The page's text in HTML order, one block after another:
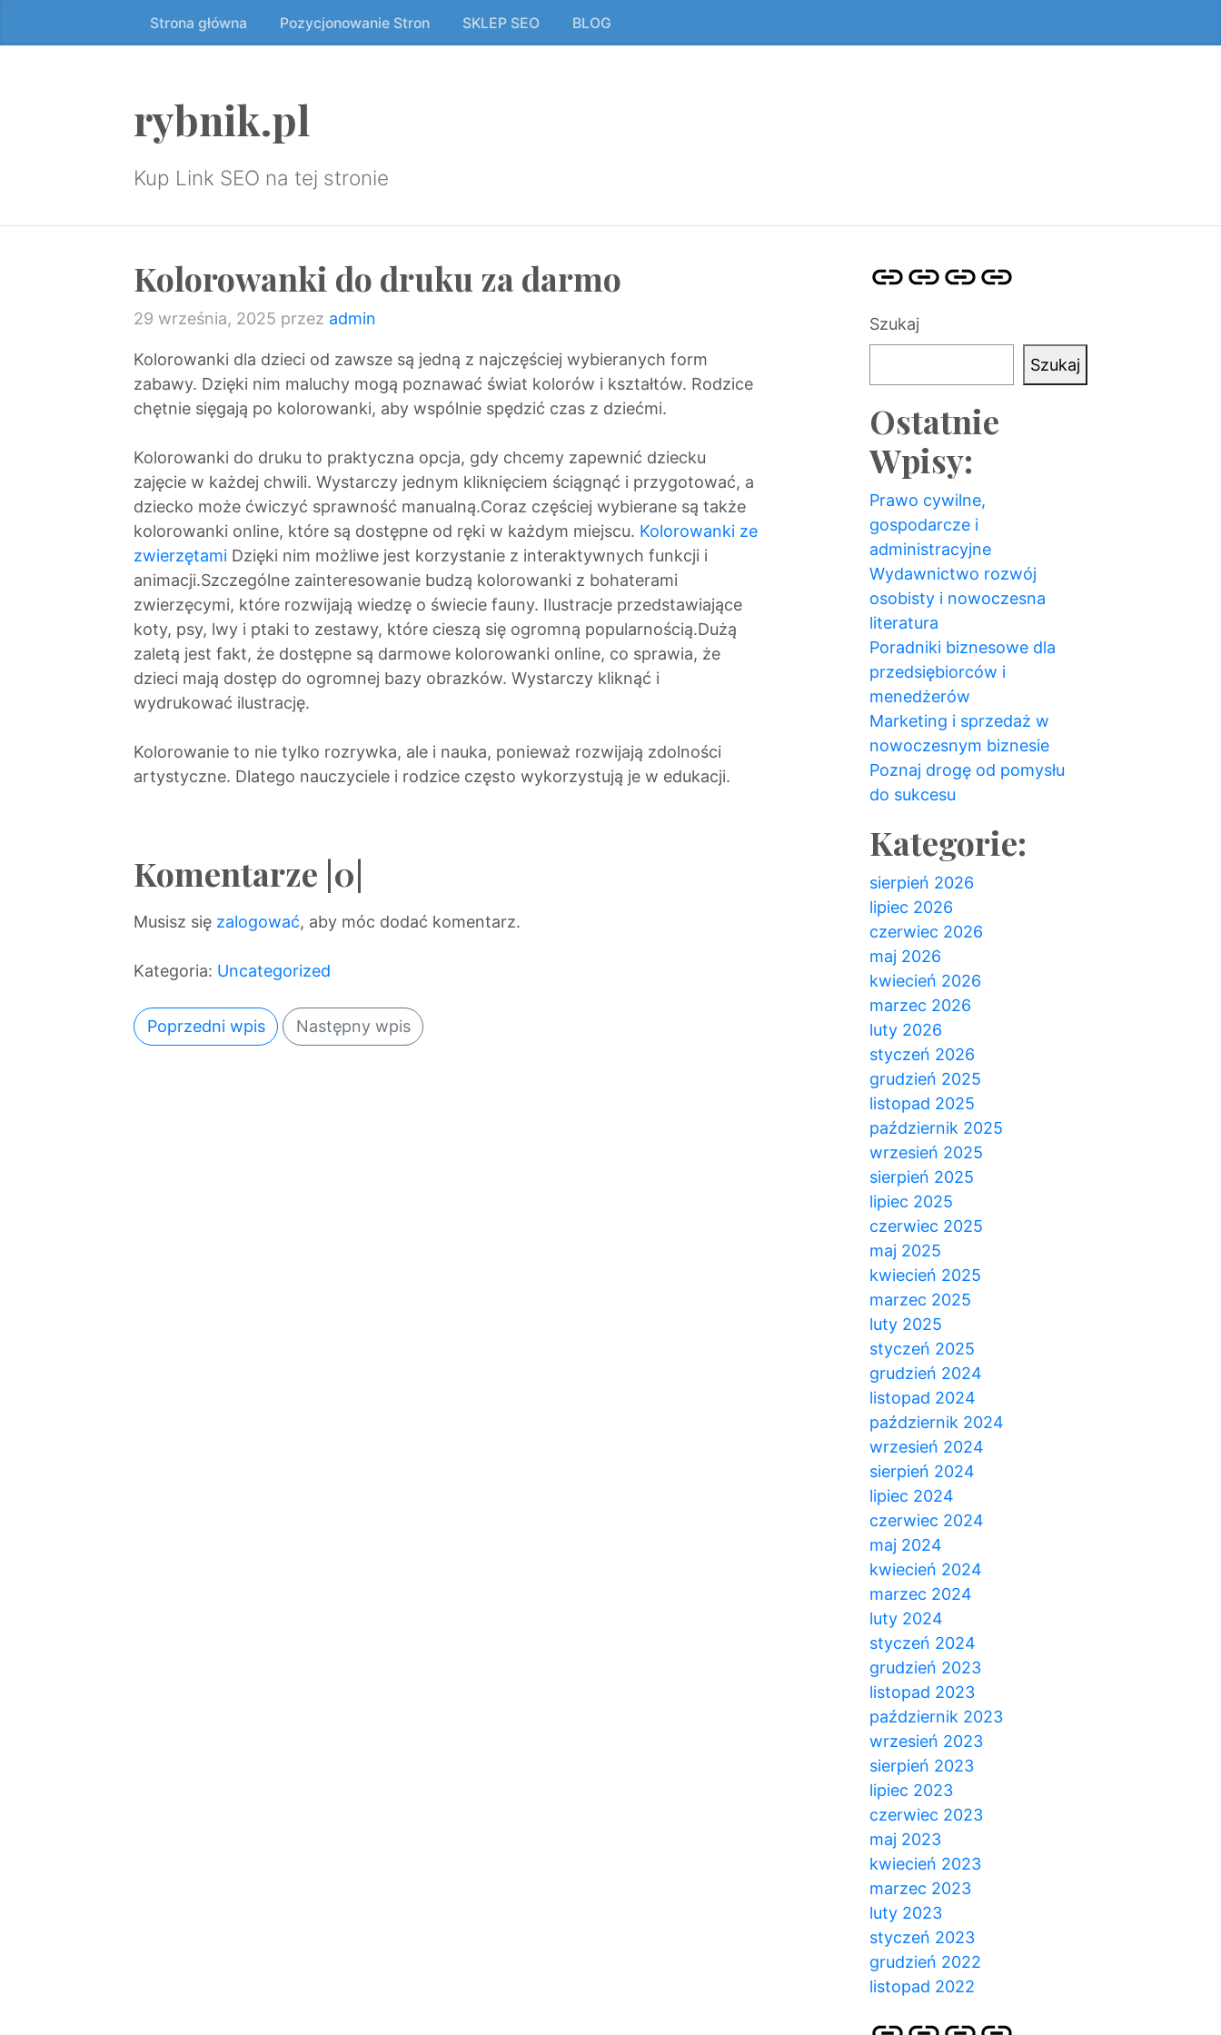
do
Strona główna Pozycjonowanie Stron SKLEP SEO BLOG
rybnik.pl
Kup Link SEO na tej stronie
Kolorowanki do druku za darmo
29 września, 2025 przez admin
Kolorowanki dla dzieci od zawsze są jedną z najczęściej wybieranych form
zabawy. Dzięki nim maluchy mogą poznawać świat kolorów i kształtów. Rodzice
chętnie sięgają po kolorowanki, aby wspólnie spędzić czas z dziećmi.
Kolorowanki do druku to praktyczna opcja, gdy chcemy zapewnić dziecku
zajęcie w każdej chwili. Wystarczy jednym kliknięciem ściągnąć i przygotować, a
dziecko może ćwiczyć sprawność manualną.Coraz częściej wybierane są także
kolorowanki online, które są dostępne od ręki w każdym miejscu. Kolorowanki ze
zwierzętami Dzięki nim możliwe jest korzystanie z interaktywnych funkcji i
animacji.Szczególne zainteresowanie budzą kolorowanki z bohaterami
zwierzęcymi, które rozwijają wiedzę o świecie fauny. Ilustracje przedstawiające
koty, psy, lwy i ptaki to zestawy, które cieszą się ogromną popularnością.Dużą
zaletą jest fakt, że dostępne są darmowe kolorowanki online, co sprawia, że
dzieci mają dostęp do ogromnej bazy obrazków. Wystarczy kliknąć i
wydrukować ilustrację.
Kolorowanie to nie tylko rozrywka, ale i nauka, ponieważ rozwijają zdolności
artystyczne. Dlatego nauczyciele i rodzice często wykorzystują je w edukacji.
Komentarze |0|
Musisz się zalogować, aby móc dodać komentarz.
Kategoria: Uncategorized
Poprzedni wpis Następny wpis
StronaPozycjonowanie
SKLEPBLOG
Szukaj
Szukaj
Ostatnie
Wpisy:
Prawo cywilne,
gospodarcze i
administracyjne
Wydawnictwo rozwój
osobisty i nowoczesna
literatura
Poradniki biznesowe dla
przedsiębiorców i
menedżerów
Marketing i sprzedaż w
nowoczesnym biznesie
Poznaj drogę od pomysłu
do sukcesu
Kategorie:
sierpień 2026
lipiec 2026
czerwiec 2026
maj 2026
kwiecień 2026
marzec 2026
luty 2026
styczeń 2026
grudzień 2025
listopad 2025
październik 2025
wrzesień 2025
sierpień 2025
lipiec 2025
czerwiec 2025
maj 2025
kwiecień 2025
marzec 2025
luty 2025
styczeń 2025
grudzień 2024
listopad 2024
październik 2024
wrzesień 2024
sierpień 2024
lipiec 2024
czerwiec 2024
maj 2024
kwiecień 2024
marzec 2024
luty 2024
styczeń 2024
grudzień 2023
listopad 2023
październik 2023
wrzesień 2023
sierpień 2023
lipiec 2023
czerwiec 2023
maj 2023
kwiecień 2023
marzec 2023
luty 2023
styczeń 2023
grudzień 2022
listopad 2022
StronaPozycjonowanie
SKLEPBLOG